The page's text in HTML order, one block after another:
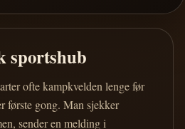
sportshub
ofte kampkvelden lenge før
første gong. Man sjekker
sender en melding i